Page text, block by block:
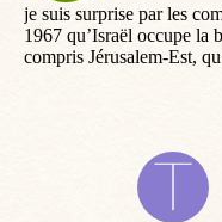
je suis surprise par les
1967 qu’Israël occupe la
compris Jérusalem-Est,